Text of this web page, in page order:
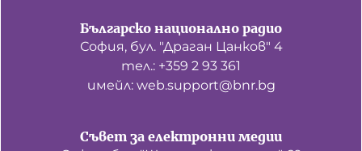
Българско национално радио
София, бул. "Драган Цанков" 4
тел.: +359 2 93 361
имейл: web.support@bnr.bg
Съвет за електронни медии